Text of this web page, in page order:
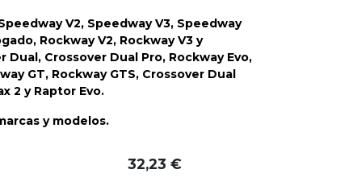
V2, Speedway V3, Speedway
Rockway V2, Rockway V3 y
Dual, Crossover Dual Pro, Rockway Evo,
GT, Rockway GTS, Crossover Dual
2 y Raptor Evo.
y modelos.
32,23 €